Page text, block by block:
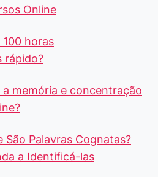
Online
horas
rápido?
memória e concentração
São Palavras Cognatas?
a Identificá-las